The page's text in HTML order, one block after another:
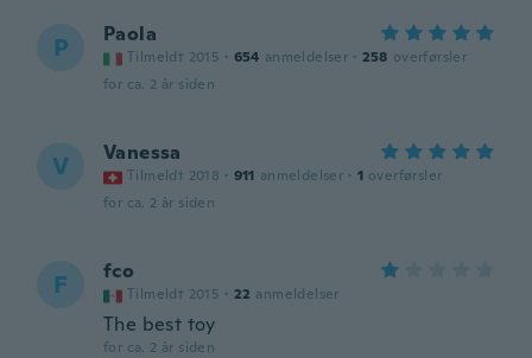
P Paola
Tilmeldt 2015 · 654 anmeldelser · 258 overførsler
for ca. 2 år siden
V Vanessa
Tilmeldt 2018 · 911 anmeldelser · 1 overførsler
for ca. 2 år siden
F fco
Tilmeldt 2015 · 22 anmeldelser
The best toy
for ca. 2 år siden